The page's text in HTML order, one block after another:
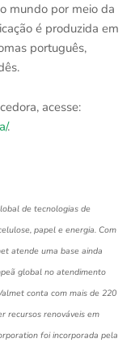
mundo por meio da
é produzida em
português,
acesse:
.
de tecnologias de
papel e energia. Com
atende uma base ainda
global no atendimento
conta com mais de 220
recursos renováveis em
foi incorporada pela